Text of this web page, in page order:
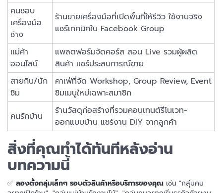
คนชอบ
เครื่องมือ
ช่าง
ร้านขายเครื่องมือที่เปิดพื้นที่ให้รีวิว ใช้งานจริง
แชร์เทคนิคใน Facebook Group
แม่ค้า
ออนไลน์
แพลตฟอร์มจัดคอร์ส สอน Live รวมผู้ผลิต
สินค้า แชร์ประสบการณ์ขาย
สายกิน/นัก
ชิม
คาเฟ่ที่จัด Workshop, Group Review, Event
ชิมเมนูใหม่เฉพาะสมาชิก
คนรักบ้าน
ร้านวัสดุก่อสร้างที่รวมคอนเทนต์รีโนเวท-
ออกแบบบ้าน แชร์งาน DIY จากลูกค้า
สิ่งที่คุณทำได้ทันทีหลังอ่าน
บทความนี้
✅ ลองตั้งกลุ่มเล็กๆ รอบตัวสินค้าหรือบริการของคุณ เช่น "กลุ่มคน